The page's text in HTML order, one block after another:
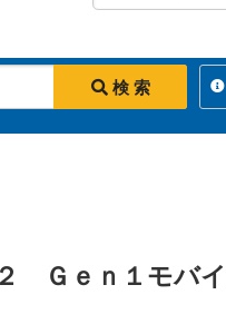
検 索
２ Ｇｅｎ１モバ